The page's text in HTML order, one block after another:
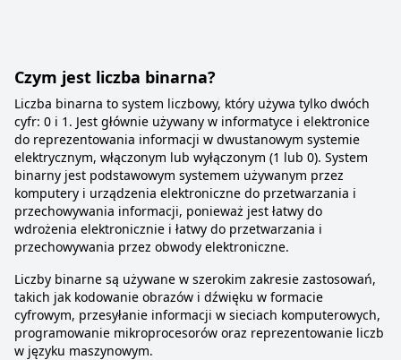
Czym jest liczba binarna?
Liczba binarna to system liczbowy, który używa tylko dwóch
cyfr: 0 i 1. Jest głównie używany w informatyce i elektronice
do reprezentowania informacji w dwustanowym systemie
elektrycznym, włączonym lub wyłączonym (1 lub 0). System
binarny jest podstawowym systemem używanym przez
komputery i urządzenia elektroniczne do przetwarzania i
przechowywania informacji, ponieważ jest łatwy do
wdrożenia elektronicznie i łatwy do przetwarzania i
przechowywania przez obwody elektroniczne.
Liczby binarne są używane w szerokim zakresie zastosowań,
takich jak kodowanie obrazów i dźwięku w formacie
cyfrowym, przesyłanie informacji w sieciach komputerowych,
programowanie mikroprocesorów oraz reprezentowanie liczb
w języku maszynowym.